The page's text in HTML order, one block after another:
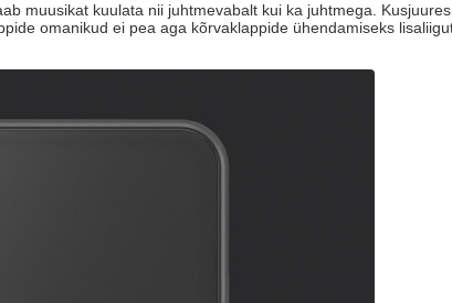
muusikat kuulata nii juhtmevabalt kui ka juhtmega.
omanikud ei pea aga kõrvaklappide ühendamiseks